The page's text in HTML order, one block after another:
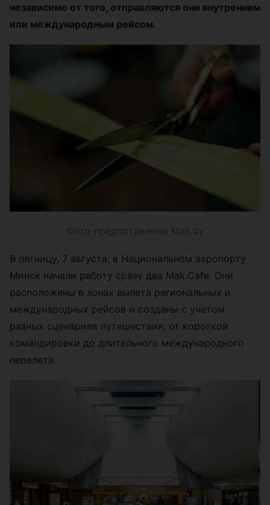
независимо от того, отправляются они внутренним
или международным рейсом.
Фото предоставлены Mak.by
В пятницу, 7 августа, в Национальном аэропорту
Минск начали работу сразу два Mak.Cafe. Они
расположены в зонах вылета региональных и
международных рейсов и созданы с учетом
разных сценариев путешествия, от короткой
командировки до длительного международного
перелета.